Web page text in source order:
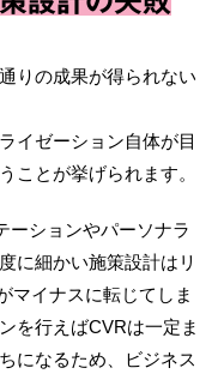
りの成果が得られない
イゼーション自体が目
ことが挙げられます。
ーションやパーソナラ
に細かい施策設計はリ
マイナスに転じてしま
を行えばCVRは一定ま
になるため、ビジネス